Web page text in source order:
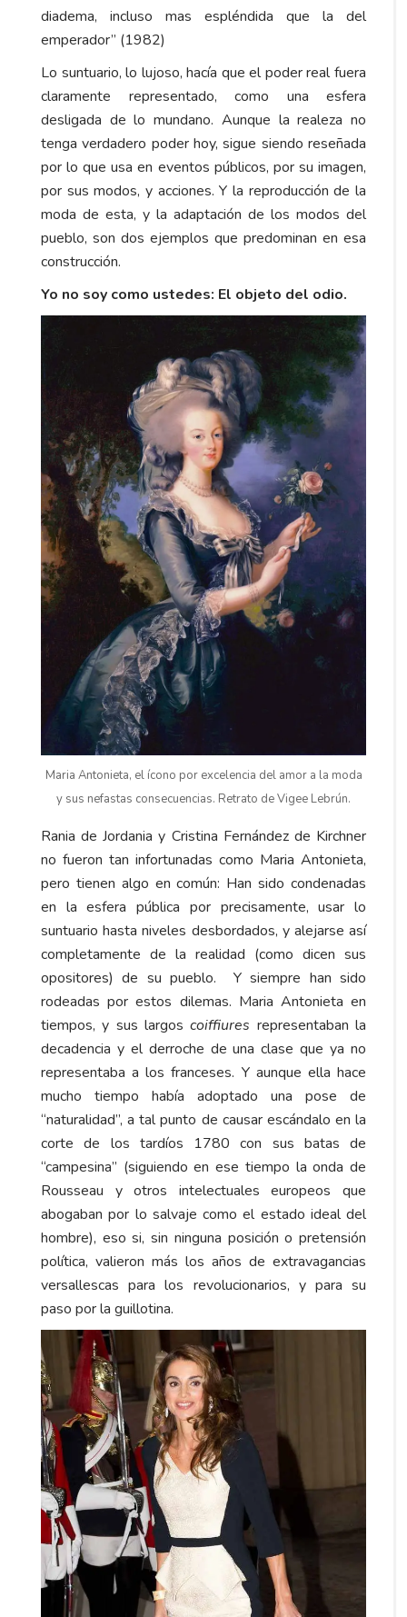
diadema, incluso mas espléndida que la del
emperador” (1982)
Lo suntuario, lo lujoso, hacía que el poder real fuera
claramente representado, como una esfera
desligada de lo mundano. Aunque la realeza no
tenga verdadero poder hoy, sigue siendo reseñada
por lo que usa en eventos públicos, por su imagen,
por sus modos, y acciones. Y la reproducción de la
moda de esta, y la adaptación de los modos del
pueblo, son dos ejemplos que predominan en esa
construcción.
Yo no soy como ustedes: El objeto del odio.
Maria Antonieta, el ícono por excelencia del amor a la moda
y sus nefastas consecuencias. Retrato de Vigee Lebrún.
Rania de Jordania y Cristina Fernández de Kirchner
no fueron tan infortunadas como Maria Antonieta,
pero tienen algo en común: Han sido condenadas
en la esfera pública por precisamente, usar lo
suntuario hasta niveles desbordados, y alejarse así
completamente de la realidad (como dicen sus
opositores) de su pueblo. Y siempre han sido
rodeadas por estos dilemas. Maria Antonieta en
tiempos, y sus largoscoiffiures representaban la
decadencia y el derroche de una clase que ya no
representaba a los franceses. Y aunque ella hace
mucho tiempo había adoptado una pose de
“naturalidad”, a tal punto de causar escándalo en la
corte de los tardíos 1780 con sus batas de
“campesina” (siguiendo en ese tiempo la onda de
Rousseau y otros intelectuales europeos que
abogaban por lo salvaje como el estado ideal del
hombre), eso si, sin ninguna posición o pretensión
política, valieron más los años de extravagancias
versallescas para los revolucionarios, y para su
paso por la guillotina.